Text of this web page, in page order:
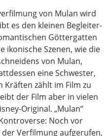
von Mulan wird
es den kleinen Begleiter-
Göttergatten
ikonische Szenen, wie die
von Mulan,
eine Schwester,
Kräften zählt im Film zu
der Film aber in vielen
Original. „Mulan“
Noch vor
Verfilmung aufgerufen,